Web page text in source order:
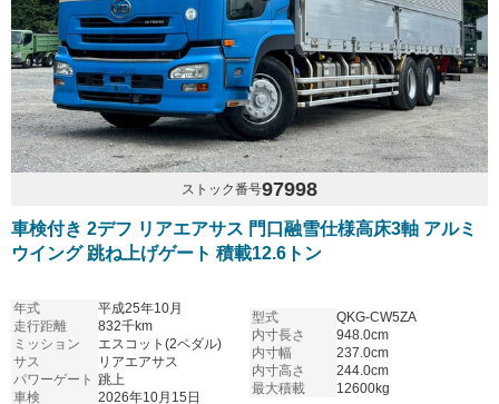
ストック番号97998
車検付き 2デフ リアエアサス 門口融雪仕様高床3軸 アルミ
ウイング 跳ね上げゲート 積載12.6トン
年式
平成25年10月
走行距離
832千km
ミッション
エスコット(2ペダル)
サス
リアエアサス
パワーゲート 跳上
車検
2026年10月15日
型式
QKG-CW5ZA
内寸長さ
948.0cm
内寸幅
237.0cm
内寸高さ
244.0cm
最大積載
12600kg